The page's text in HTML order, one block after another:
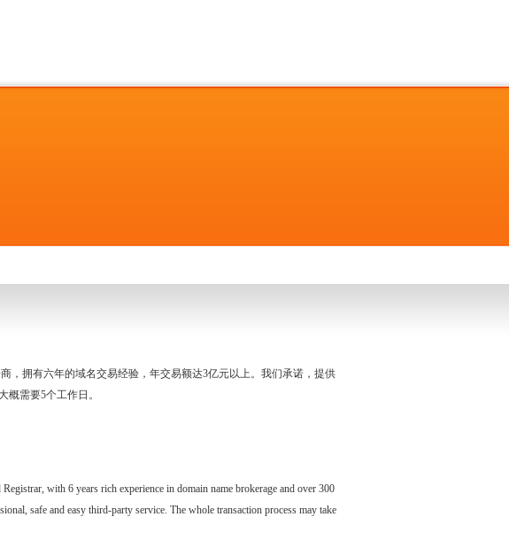
，拥有六年的域名交易经验，年交易额达3亿元以上。我们承诺，提供
需要5个工作日。
with 6 years rich experience in domain name brokerage and over 300
safe and easy third-party service. The whole transaction process may take